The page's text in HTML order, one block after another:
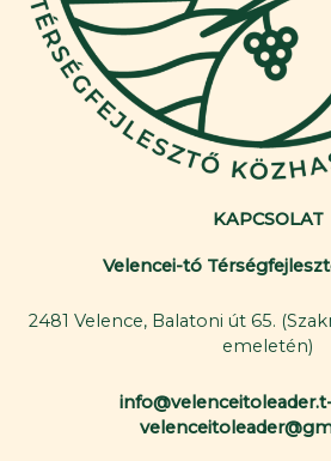
KAPCSOLAT
Velencei-tó
2481 Velence, Balatoni út 65.
emeletén)